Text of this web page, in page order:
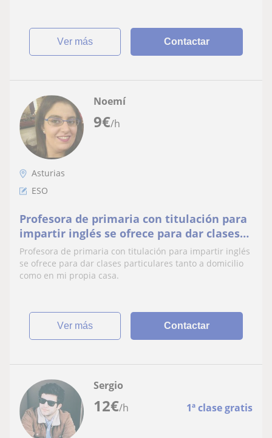
ver más Contactar
9€/h
Noemí
Asturias
ESO
Profesora de primaria con titulación para
impartir inglés se ofrece para dar clases
particulares tanto a domicilio como en mi
propia casa. 9
Profesora de primaria con titulación para impartir inglés
se ofrece para dar clases particulares tanto a domicilio
como en mi propia casa.
ver más Contactar
12€/h 1ª clase gratis
Sergio